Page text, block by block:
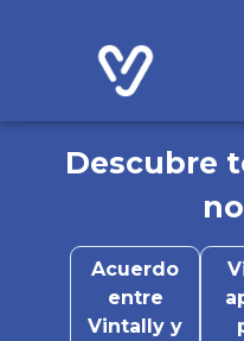
Descubre
Acuerdo
entre
Vintally y